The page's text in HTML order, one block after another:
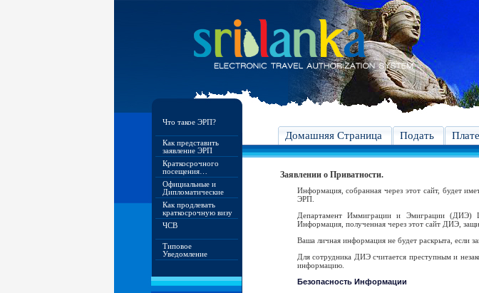
Что такое ЭРП?
Как представить
заявление ЭРП
Краткосрочного
посещения…
Официальные и
Дипломатические
Как продлевать
краткосрочную визу
ЧСВ
Типовое
Уведомление
Домашняя Страница Подать
Заявлении о Приватности.
Информация, собранная через этот сайт, будет
ЭРП.
Департамент Иммиграции и Эмиграции (ДИЭ)
Информация, полученная через этот сайт ДИЭ,
Ваша личная информация не будет раскрыта, если
Для сотрудника ДИЭ считается преступным и
информацию.
Безопасность Информации